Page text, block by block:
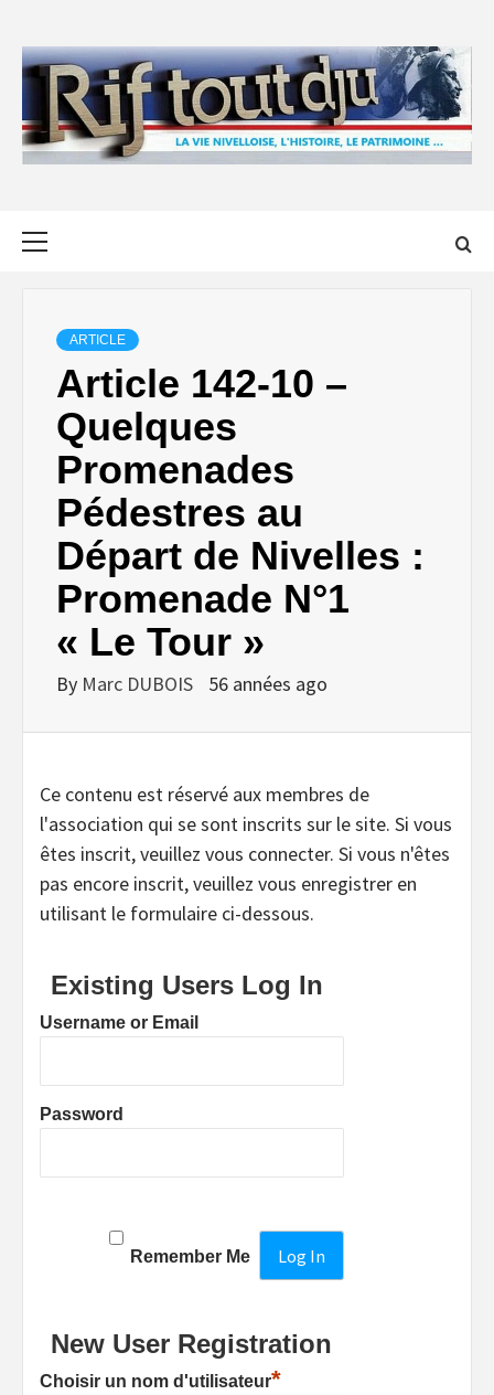
content
ARTICLE
Article 142-10 –
Quelques
Promenades
Pédestres au
Départ de Nivelles :
Promenade N°1
« Le Tour »
By Marc DUBOIS 56 années ago
Ce contenu est réservé aux membres de
l'association qui se sont inscrits sur le site. Si vous
êtes inscrit, veuillez vous connecter. Si vous n'êtes
pas encore inscrit, veuillez vous enregistrer en
utilisant le formulaire ci-dessous.
Existing Users Log In
Username or Email
Password
Remember Me
New User Registration
Choisir un nom d'utilisateur*